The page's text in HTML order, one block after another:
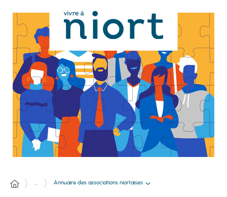
... Annuaire des associations niortaises